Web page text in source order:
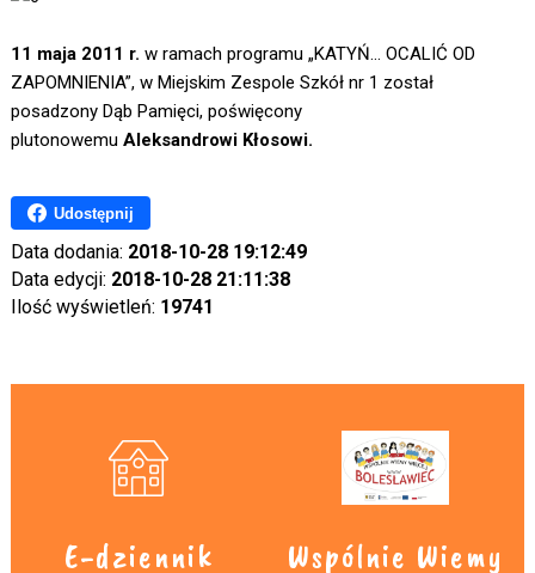
11 maja 2011 r. w ramach programu „KATYŃ... OCALIĆ OD
ZAPOMNIENIA”, w Miejskim Zespole Szkół nr 1 został
posadzony Dąb Pamięci, poświęcony
plutonowemu Aleksandrowi Kłosowi.
Udostępnij
Data dodania: 2018-10-28 19:12:49
Data edycji: 2018-10-28 21:11:38
Ilość wyświetleń: 19741
E-dziennik
Wspólnie Wiemy